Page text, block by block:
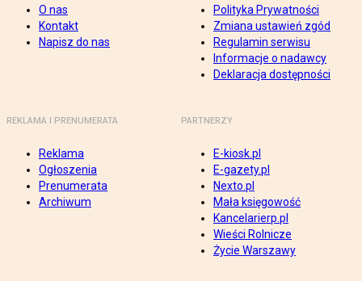
O nas
Kontakt
Napisz do nas
Polityka Prywatności
Zmiana ustawień zgód
Regulamin serwisu
Informacje o nadawcy
Deklaracja dostępności
REKLAMA I PRENUMERATA
Reklama
Ogłoszenia
Prenumerata
Archiwum
PARTNERZY
E-kiosk.pl
E-gazety.pl
Nexto.pl
Mała księgowość
Kancelarierp.pl
Wieści Rolnicze
Życie Warszawy